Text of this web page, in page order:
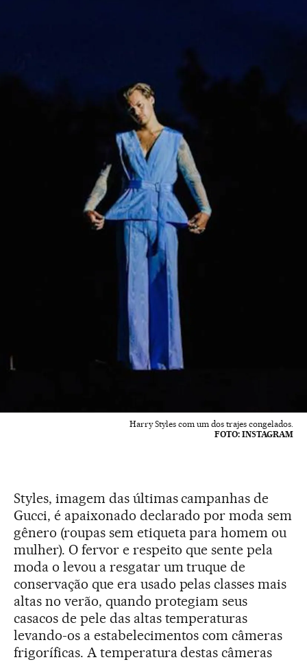
Harry Styles com um dos trajes congelados.
FOTO: INSTAGRAM
Styles, imagem das últimas campanhas de
Gucci, é apaixonado declarado por moda sem
gênero (roupas sem etiqueta para homem ou
mulher). O fervor e respeito que sente pela
moda o levou a resgatar um truque de
conservação que era usado pelas classes mais
altas no verão, quando protegiam seus
casacos de pele das altas temperaturas
levando-os a estabelecimentos com câmeras
frigoríficas. A temperatura destas câmeras